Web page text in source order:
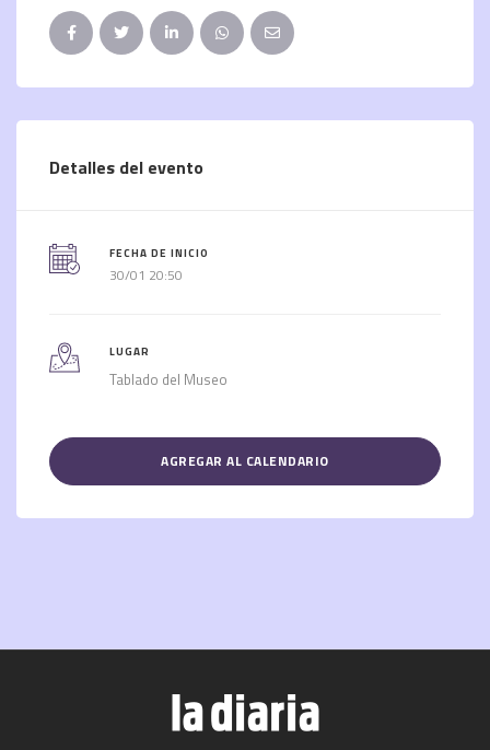
Detalles del evento
FECHA DE INICIO
30/01 20:50
LUGAR
Tablado del Museo
AGREGAR AL CALENDARIO